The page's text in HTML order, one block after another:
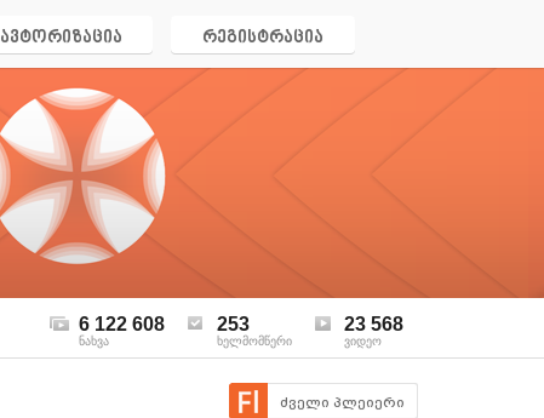
ავტორიზაცია რეგისტრაცია
6 122 608
ნახვა
253
ხელმომწერი
23 568
ვიდეო
ძველი პლეიერი